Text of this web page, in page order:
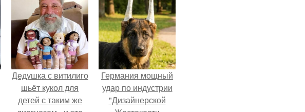
Дедушка с витилиго
шьёт кукол для
детей с таким же
Германия мощный
удар по индустрии
"Дизайнерской